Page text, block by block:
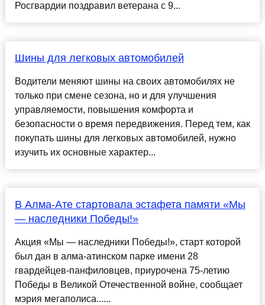
Росгвардии поздравил ветерана с 9...
Шины для легковых автомобилей
Водители меняют шины на своих автомобилях не
только при смене сезона, но и для улучшения
управляемости, повышения комфорта и
безопасности о время передвижения. Перед тем, как
покупать шины для легковых автомобилей, нужно
изучить их основные характер...
В Алма-Ате стартовала эстафета памяти «Мы
— наследники Победы!»
Акция «Мы — наследники Победы!», старт которой
был дан в алма-атинском парке имени 28
гвардейцев-панфиловцев, приурочена 75-летию
Победы в Великой Отечественной войне, сообщает
мэрия мегаполиса......